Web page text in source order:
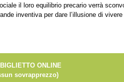
il loro equilibrio precario verrà
inventiva per dare l’illusione di
ONLINE
sovrapprezzo)